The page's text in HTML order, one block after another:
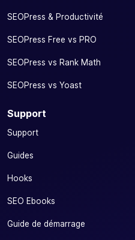
SEOPress & Productivité
SEOPress Free vs PRO
SEOPress vs Rank Math
SEOPress vs Yoast
Support
Support
Guides
Hooks
SEO Ebooks
Guide de démarrage